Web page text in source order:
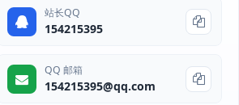
站长QQ
154215395
QQ 邮箱
154215395@qq.com